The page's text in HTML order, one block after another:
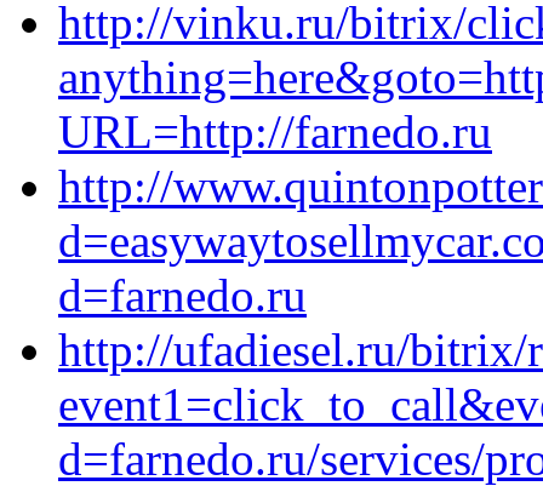
http://vinku.ru/bitrix/
URL=http://farnedo.ru
http://
d=farnedo.ru
http://ufadiesel.ru/bitrix/
d=farnedo.ru/services/